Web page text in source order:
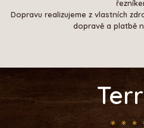
Dopravu realizujeme z vlastních
dopravě a platbě